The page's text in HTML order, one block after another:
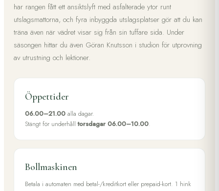
har rangen fått ett ansiktslyft med asfalterade ytor runt
utslagsmattorna, och fyra inbyggda utslagsplatser gör att du kan
träna även när vädret visar sig från sin tuffare sida. Under
säsongen hittar du även Göran Knutsson i studion för utprovning
av utrustning och lektioner.
Öppettider
06.00–21.00 alla dagar.
Stängt för underhåll torsdagar 06.00–10.00.
Bollmaskinen
Betala i automaten med betal-/kreditkort eller prepaid-kort. 1 hink